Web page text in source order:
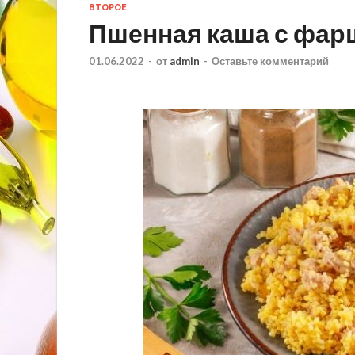
ВТОРОЕ
Пшенная каша с
01.06.2022 - от admin - Оставьте комментарий